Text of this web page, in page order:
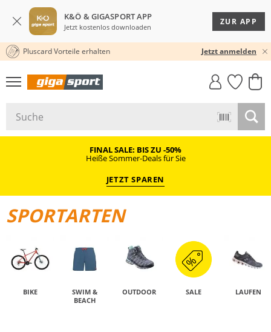
K&Ö & GIGASPORT APP
Jetzt kostenlos downloaden
ZUR APP
30 TAGE RÜCKGABERECHT
Pluscard Vorteile erhalten Jetzt anmelden
GIGASTYLE
FAHRRAD­
MUST-HAVE
FINAL SALE: BIS ZU -50%
Heiße Sommer-Deals für Sie
JETZT SPAREN
SPORTARTEN
BIKE
SWIM &
BEACH
OUTDOOR SALE LAUFEN